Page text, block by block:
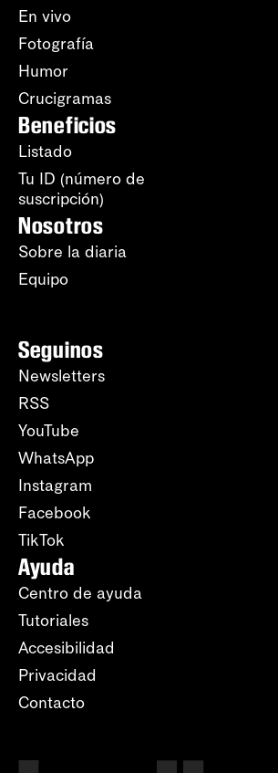
En vivo
Fotografía
Humor
Crucigramas
Beneficios
Listado
Tu ID (número de
suscripción)
Nosotros
Sobre la diaria
Equipo
Seguinos
Newsletters
RSS
YouTube
WhatsApp
Instagram
Facebook
TikTok
Ayuda
Centro de ayuda
Tutoriales
Accesibilidad
Privacidad
Contacto